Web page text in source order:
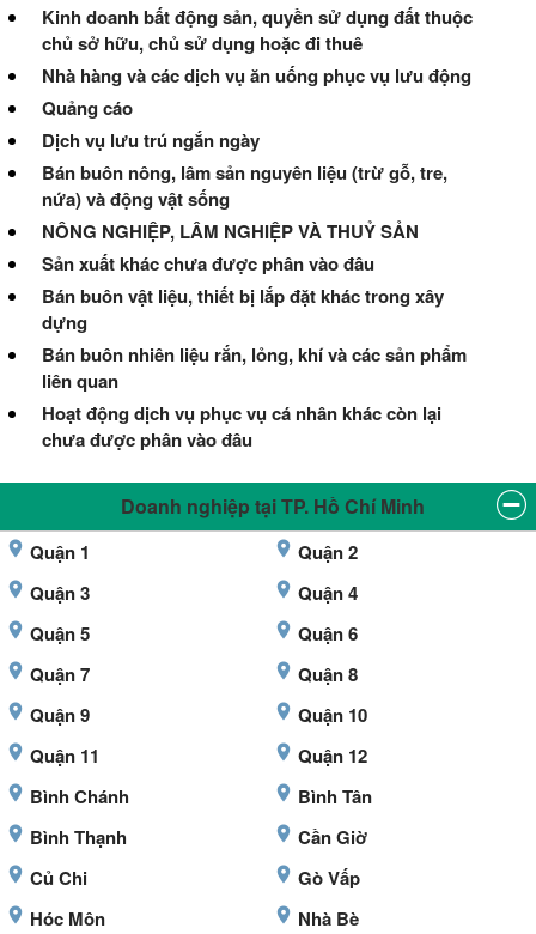
Kinh doanh bất động sản, quyền sử dụng đất thuộc
chủ sở hữu, chủ sử dụng hoặc đi thuê
Nhà hàng và các dịch vụ ăn uống phục vụ lưu động
Quảng cáo
Dịch vụ lưu trú ngắn ngày
Bán buôn nông, lâm sản nguyên liệu (trừ gỗ, tre,
nứa) và động vật sống
NÔNG NGHIỆP, LÂM NGHIỆP VÀ THUỶ SẢN
Sản xuất khác chưa được phân vào đâu
Bán buôn vật liệu, thiết bị lắp đặt khác trong xây
dựng
Bán buôn nhiên liệu rắn, lỏng, khí và các sản phẩm
liên quan
Hoạt động dịch vụ phục vụ cá nhân khác còn lại
chưa được phân vào đâu
Doanh nghiệp tại TP. Hồ Chí Minh
Quận 1
Quận 2
Quận 3
Quận 4
Quận 5
Quận 6
Quận 7
Quận 8
Quận 9
Quận 10
Quận 11
Quận 12
Bình Chánh
Bình Tân
Bình Thạnh
Cần Giờ
Củ Chi
Gò Vấp
Hóc Môn
Nhà Bè